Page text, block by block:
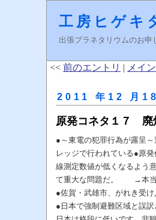
工房ヒゲキ
出張プラネタリウムのお
<< 前のエントリ | メイン
2011 年12 月18
原発コネタ１７ 廃
●～東電の犯罪行為が露呈
レッジで行われている●原
線測定数値が低くなるよう
て重大な問題だ。 →本当？
●佐賀・武雄市、がれき受
●日本で強制避難区域と誤